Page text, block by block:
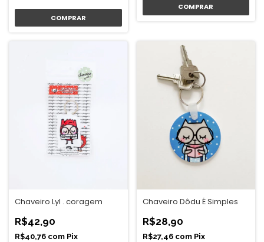
Chaveiro Lyl . coragem
R$42,90
R$40,76 com Pix
Chaveiro Dôdu É Simples
R$28,90
R$27,46 com Pix